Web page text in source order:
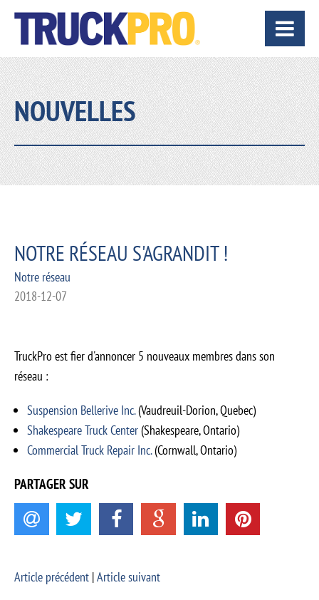
NOUVELLES
NOTRE RÉSEAU S'AGRANDIT !
Notre réseau
2018-12-07
TruckPro est fier d'annoncer 5 nouveaux membres dans son
réseau :
Suspension Bellerive Inc.(Vaudreuil-Dorion, Quebec)
Shakespeare Truck Center(Shakespeare, Ontario)
Commercial Truck Repair Inc.(Cornwall, Ontario)
PARTAGER SUR
Article précédent |Article suivant